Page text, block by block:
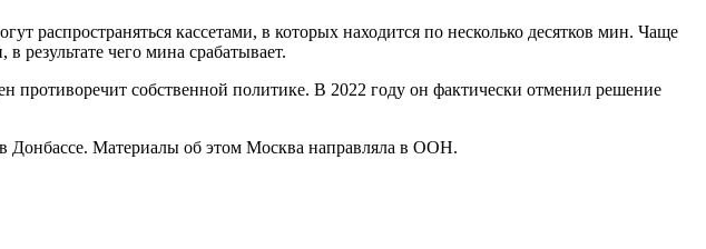
кассетами, в которых находится по несколько десятков мин. Чаще
результате чего мина срабатывает.
противоречит собственной политике. В 2022 году он фактически отменил решение
Донбассе. Материалы об этом Москва направляла в ООН.